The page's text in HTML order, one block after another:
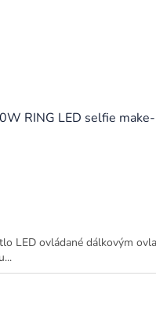
RING LED selfie
LED ovládané dálkovým